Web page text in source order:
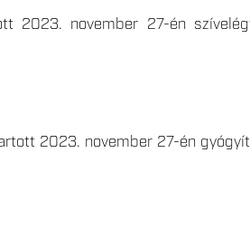
2023. november 27-én
2023. november 27-én